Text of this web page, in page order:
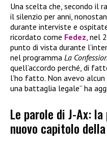
Una scelta che, secondo il
il silenzio per anni,
durante interviste e
ricordato come Fedez , nel
punto di vista durante
nel programma La
quell’accordo perché, di
l’ho fatto. Non avevo
una battaglia legale” ha
Le parole di J-Ax:
nuovo capitolo